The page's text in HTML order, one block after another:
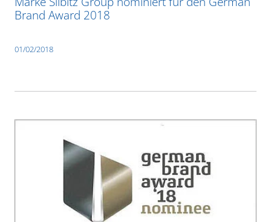
Brand Award 2018
01/02/2018